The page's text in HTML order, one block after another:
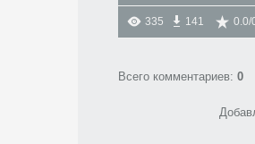
335 141 0.0/
Всего комментариев: 0